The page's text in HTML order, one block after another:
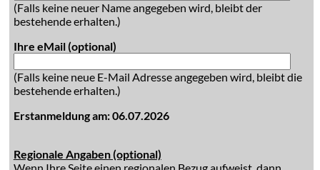
(Falls keine neuer Name angegeben wird, bleibt der
bestehende erhalten.)
Ihre eMail (optional)
(Falls keine neue E-Mail Adresse angegeben wird, bleibt die
bestehende erhalten.)
Erstanmeldung am: 06.07.2026
Regionale Angaben (optional)